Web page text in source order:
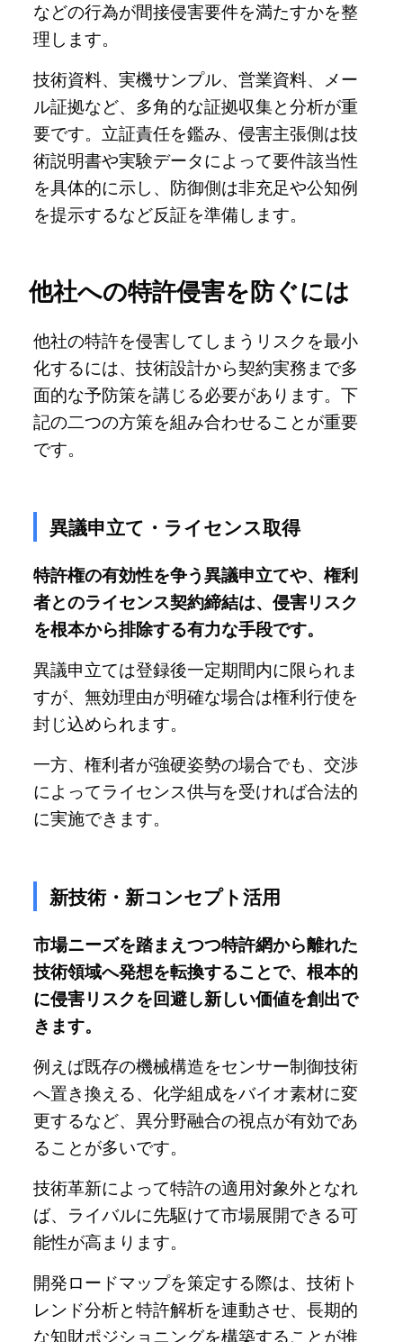
などの行為が間接侵害要件を満たすかを整
理します。
技術資料、実機サンプル、営業資料、メー
ル証拠など、多角的な証拠収集と分析が重
要です。立証責任を鑑み、侵害主張側は技
術説明書や実験データによって要件該当性
を具体的に示し、防御側は非充足や公知例
を提示するなど反証を準備します。
他社への特許侵害を防ぐには
他社の特許を侵害してしまうリスクを最小
化するには、技術設計から契約実務まで多
面的な予防策を講じる必要があります。下
記の二つの方策を組み合わせることが重要
です。
異議申立て・ライセンス取得
特許権の有効性を争う異議申立てや、権利
者とのライセンス契約締結は、侵害リスク
を根本から排除する有力な手段です。
異議申立ては登録後一定期間内に限られま
すが、無効理由が明確な場合は権利行使を
封じ込められます。
一方、権利者が強硬姿勢の場合でも、交渉
によってライセンス供与を受ければ合法的
に実施できます。
新技術・新コンセプト活用
市場ニーズを踏まえつつ特許網から離れた
技術領域へ発想を転換することで、根本的
に侵害リスクを回避し新しい価値を創出で
きます。
例えば既存の機械構造をセンサー制御技術
へ置き換える、化学組成をバイオ素材に変
更するなど、異分野融合の視点が有効であ
ることが多いです。
技術革新によって特許の適用対象外となれ
ば、ライバルに先駆けて市場展開できる可
能性が高まります。
開発ロードマップを策定する際は、技術ト
レンド分析と特許解析を連動させ、長期的
な知財ポジショニングを構築することが推